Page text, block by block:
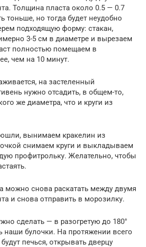
Толщина пласта около 0.5 — 0.7
тоньше, но тогда будет неудобно
подходящую форму: стакан,
3-5 см в диаметре и вырезаем
полностью помещаем в
чем на 10 минут.
на застеленный
нужно отсадить, в общем-то,
же диаметра, что и круги из
вынимаем кракелин из
снимаем круги и выкладываем
профитрольку. Желательно, чтобы
можно снова раскатать между двумя
и снова отправить в морозилку.
сделать — в разогретую до 180°
наши булочки. На протяжении всего
печься, открывать дверцу